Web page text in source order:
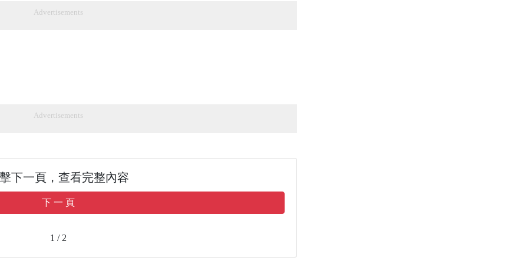
Advertisements
Advertisements
下一頁，查看完整內容
下 一 頁
1 / 2